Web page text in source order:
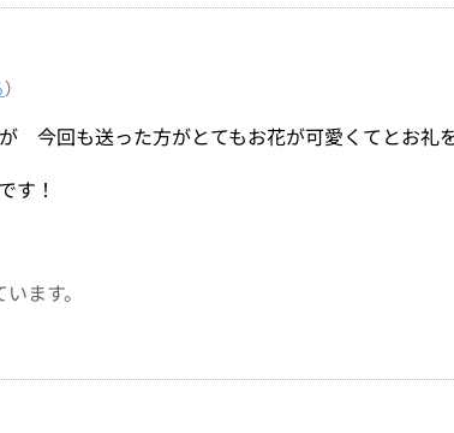
）
今回も送った方がとてもお花が可愛くてとお礼
す！
ます。